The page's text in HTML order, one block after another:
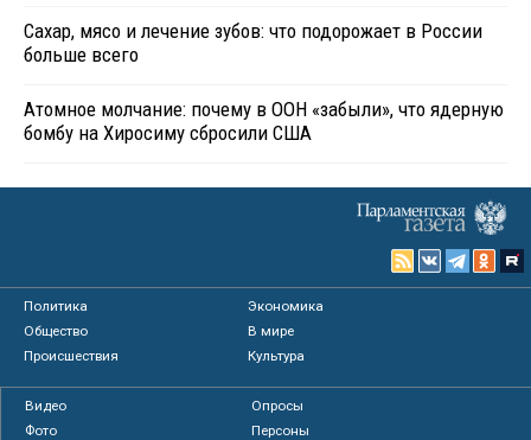
Сахар, мясо и лечение зубов: что подорожает в России
больше всего
Атомное молчание: почему в ООН «забыли», что ядерную
бомбу на Хиросиму сбросили США
Политика
Экономика
Общество
В мире
Происшествия
Культура
Видео
Опросы
Фото
Персоны